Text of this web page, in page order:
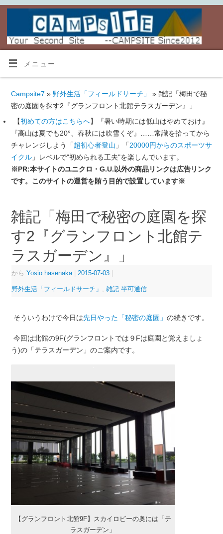
メニュー
Campsite7 » 野外生活「フィールドサーチ」
» 雑記「梅田で秘
密の庭園を探す2『グランフロント北館テラスガーデン』」
【初めての方はこちらへ】『暑い時期には低山はやめておけ』
『高山は夏でも20°、春秋には吹雪くぞ』……常識を拾ってから
チャレンジしよう「超初心者登山 」「20000円からのスポーツサ
イクル」レベルで"初められる工夫"を楽しんでいます。
※PR:本サイトのユニクロ・G.U.以外の商品リンクは広告リンク
です。このサイトの運営を賄う目的で設置しています※
雑記「梅田で秘密の庭園を探
す2『グランフロント北館テ
ラスガーデン』」
から Yosio.hasenaka 2015-07-03
野外生活「フィールドサーチ」 雑記 半可通信
そういうわけで今日は先日やった「秘密の庭園」 の続きです。
今回は北館の9F(グランフロントでは９Fは庭園と覚えましょ
う)の「テラスガーデン」のご案内です。
【グランフロント北館9F】スカイロビーの奥には「テ
ラスガーデン」